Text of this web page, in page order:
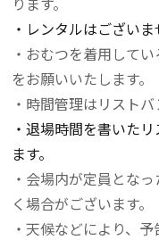
・レンタルはござい
・おむつを着用して
をお願いいたします。
・時間管理はリストバ
・退場時間を書いた
ます。
・会場内が定員とな
く場合がございます。
・天候などにより、